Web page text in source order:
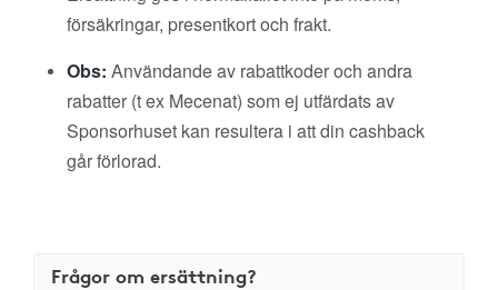
försäkringar, presentkort och frakt.
Obs: Användande av rabattkoder och andra
rabatter (t ex Mecenat) som ej utfärdats av
Sponsorhuset kan resultera i att din cashback
går förlorad.
Frågor om ersättning?